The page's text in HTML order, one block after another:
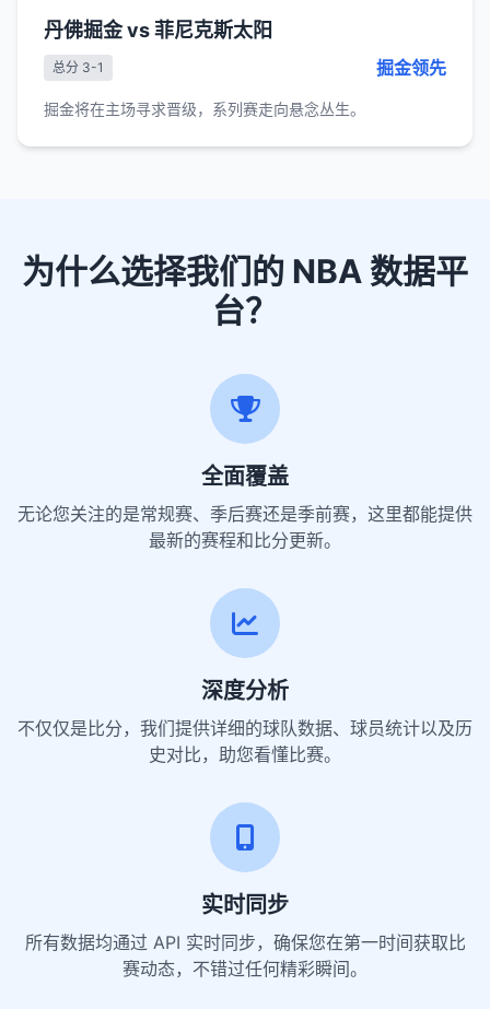
丹佛掘金 vs 菲尼克斯太阳
总分 3-1 掘金领先
掘金将在主场寻求晋级，系列赛走向悬念丛生。
为什么选择我们的 NBA 数据平
台？
全面覆盖
无论您关注的是常规赛、季后赛还是季前赛，这里都能提供
最新的赛程和比分更新。
深度分析
不仅仅是比分，我们提供详细的球队数据、球员统计以及历
史对比，助您看懂比赛。
实时同步
所有数据均通过 API 实时同步，确保您在第一时间获取比
赛动态，不错过任何精彩瞬间。